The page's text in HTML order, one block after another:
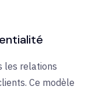
les relations
Ce modèle